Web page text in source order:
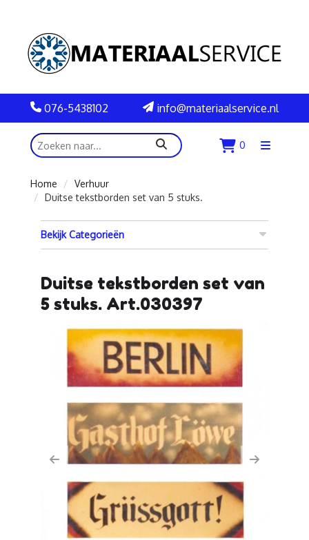
076-5438102 info@materiaalservice.nl
zoeken 0
Menu
Home
Verhuur
Duitse tekstborden set van 5 stuks.
Bekijk Categorieën
Duitse tekstborden set van
5 stuks. Art.030397
Previous Next